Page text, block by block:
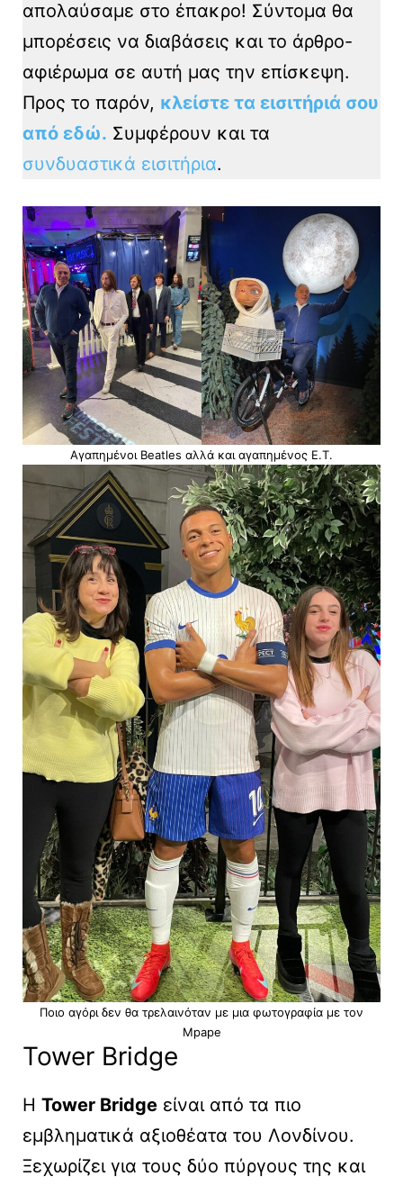
απολαύσαμε στο έπακρο! Σύντομα θα
μπορέσεις να διαβάσεις και το άρθρο-
αφιέρωμα σε αυτή μας την επίσκεψη.
Προς το παρόν, κλείστε τα εισιτήριά σου
από εδώ. Συμφέρουν και τα
συνδυαστικά εισιτήρια.
Αγαπημένοι Beatles αλλά και αγαπημένος Ε.Τ.
Ποιο αγόρι δεν θα τρελαινόταν με μια φωτογραφία με τον
Μpape
Tower Bridge
Η Tower Bridge είναι από τα πιο
εμβληματικά αξιοθέατα του Λονδίνου.
Ξεχωρίζει για τους δύο πύργους της και